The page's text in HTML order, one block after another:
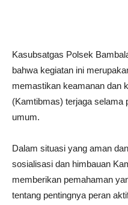
Kasubsatgas Polsek
bahwa kegiatan ini
memastikan keamanan dan
(Kamtibmas) terjaga selama
umum.
Dalam situasi yang aman
sosialisasi dan himbauan
memberikan pemahaman
tentang pentingnya peran